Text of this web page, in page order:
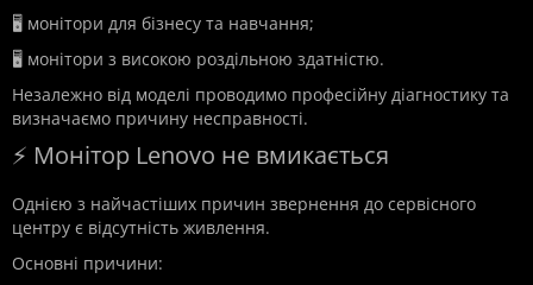
🖥️ монітори для бізнесу та навчання;
🖥️ монітори з високою роздільною здатністю.
Незалежно від моделі проводимо професійну діагностику та
визначаємо причину несправності.
⚡ Монітор Lenovo не вмикається
Однією з найчастіших причин звернення до сервісного
центру є відсутність живлення.
Основні причини: